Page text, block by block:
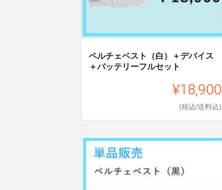
ペルチェベスト（白）＋デバイス
＋バッテリーフルセット
¥18,900
(税込/送料込)